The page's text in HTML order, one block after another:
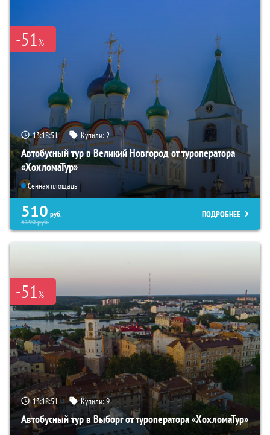
-51%
13:18:50 Купили:2
Автобусный тур в Великий Новгород от туроператора
«ХохломаТур»
Сенная площадь
510 руб.
5190руб.
ПОДРОБНЕЕ
-51%
13:18:50 Купили:9
Автобусный тур в Выборг от туроператора «ХохломаТур»